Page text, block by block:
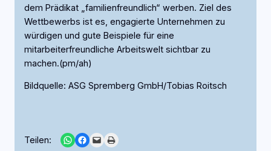
dem Prädikat „familienfreundlich“ werben. Ziel des
Wettbewerbs ist es, engagierte Unternehmen zu
würdigen und gute Beispiele für eine
mitarbeiterfreundliche Arbeitswelt sichtbar zu
machen.(pm/ah)
Bildquelle: ASG Spremberg GmbH/Tobias Roitsch
Teilen: Share on WhatsApp
Share on Facebook
Email this PagePrint this Page